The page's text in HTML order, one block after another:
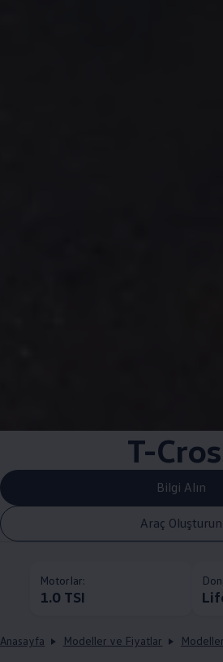
T-
Bilgi Alın
Araç Oluşturun
Motorlar:
1.0 TSI
Anasayfa Modeller ve Fiyatlar Modeller